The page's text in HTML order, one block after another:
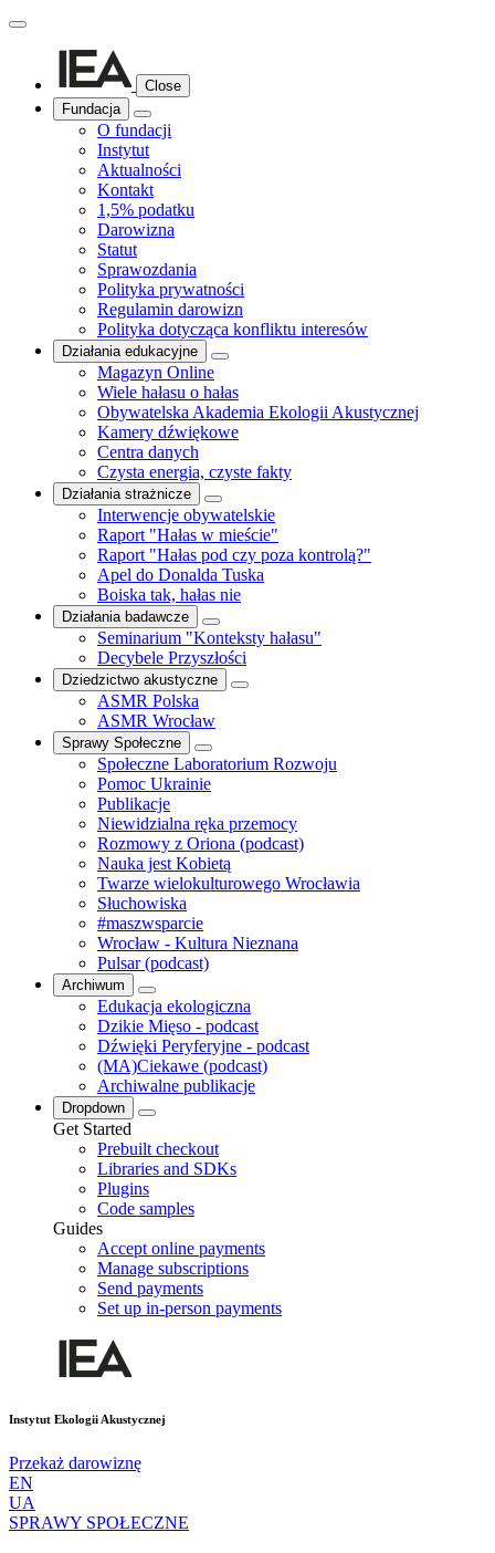
Close
Fundacja
O fundacji
Instytut
Aktualności
Kontakt
1,5% podatku
Darowizna
Statut
Sprawozdania
Polityka prywatności
Regulamin darowizn
Polityka dotycząca konfliktu interesów
Działania edukacyjne
Magazyn Online
Wiele hałasu o hałas
Obywatelska Akademia Ekologii Akustycznej
Kamery dźwiękowe
Centra danych
Czysta energia, czyste fakty
Działania strażnicze
Interwencje obywatelskie
Raport "Hałas w mieście"
Raport "Hałas pod czy poza kontrolą?"
Apel do Donalda Tuska
Boiska tak, hałas nie
Działania badawcze
Seminarium "Konteksty hałasu"
Decybele Przyszłości
Dziedzictwo akustyczne
ASMR Polska
ASMR Wrocław
Sprawy Społeczne
Społeczne Laboratorium Rozwoju
Pomoc Ukrainie
Publikacje
Niewidzialna ręka przemocy
Rozmowy z Oriona (podcast)
Nauka jest Kobietą
Twarze wielokulturowego Wrocławia
Słuchowiska
#maszwsparcie
Wrocław - Kultura Nieznana
Pulsar (podcast)
Archiwum
Edukacja ekologiczna
Dzikie Mięso - podcast
Dźwięki Peryferyjne - podcast
(MA)Ciekawe (podcast)
Archiwalne publikacje
Dropdown
Get Started
Prebuilt checkout
Libraries and SDKs
Plugins
Code samples
Guides
Accept online payments
Manage subscriptions
Send payments
Set up in-person payments
Instytut Ekologii Akustycznej
Przekaż darowiznę
EN
UA
SPRAWY SPOŁECZNE